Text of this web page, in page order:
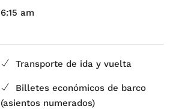
6:15 am
Transporte de ida y vuelta
Billetes económicos de barco
(asientos numerados)